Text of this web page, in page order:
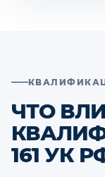
ЧТО
161 УК